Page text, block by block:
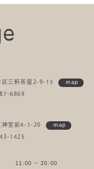
区三軒茶屋2-9-15 map
6869
神宮前4-1-20 map
1425
11:00 ~ 20:00